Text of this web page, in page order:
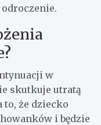
w
skutkuje utratą
to, że dziecko
i będzie